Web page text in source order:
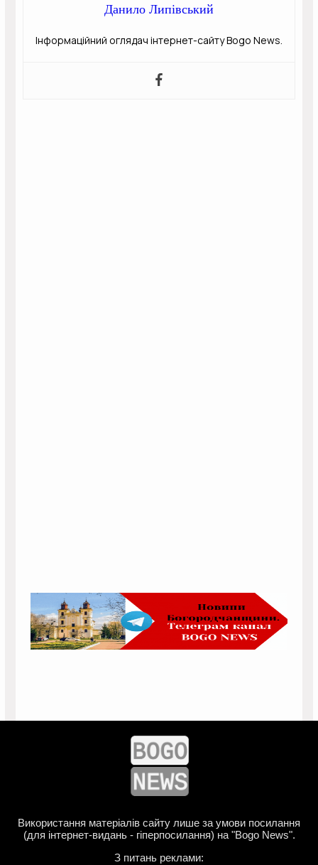
Данило Липівський
Інформаційний оглядач інтернет-сайту Bogo News.
Використання матеріалів сайту лише за умови посилання
(для інтернет-видань - гіперпосилання) на "Bogo News".
З питань реклами: